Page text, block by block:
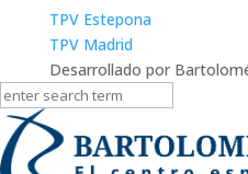
TPV Estepona
TPV Madrid
Desarrollado por